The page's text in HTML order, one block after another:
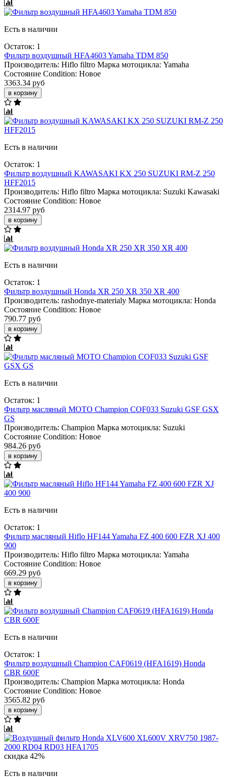
Есть в наличии
Остаток: 1
Фильтр воздушный HFA4603 Yamaha TDM 850
Производитель: Hiflo filtro Марка мотоцикла: Yamaha
Состояние Condition: Новое
3363.34 руб
в корзину
Есть в наличии
Остаток: 1
Фильтр воздушный KAWASAKI KX 250 SUZUKI RM-Z 250
HFF2015
Производитель: Hiflo filtro Марка мотоцикла: Suzuki Kawasaki
Состояние Condition: Новое
2314.97 руб
в корзину
Есть в наличии
Остаток: 1
Фильтр воздушный Honda XR 250 XR 350 XR 400
Производитель: rashodnye-materialy Марка мотоцикла: Honda
Состояние Condition: Новое
790.77 руб
в корзину
Есть в наличии
Остаток: 1
Фильтр масляный МОТО Champion COF033 Suzuki GSF GSX
GS
Производитель: Champion Марка мотоцикла: Suzuki
Состояние Condition: Новое
984.26 руб
в корзину
Есть в наличии
Остаток: 1
Фильтр масляный Hiflo HF144 Yamaha FZ 400 600 FZR XJ 400
900
Производитель: Hiflo filtro Марка мотоцикла: Yamaha
Состояние Condition: Новое
669.29 руб
в корзину
Есть в наличии
Остаток: 1
Фильтр воздушный Champion CAF0619 (HFA1619) Honda
CBR 600F
Производитель: Champion Марка мотоцикла: Honda
Состояние Condition: Новое
3565.82 руб
в корзину
скидка 42%
Есть в наличии